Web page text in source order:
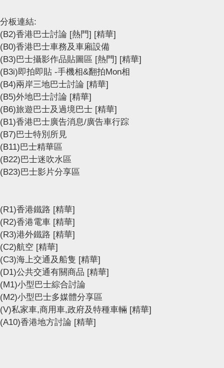
分板連結:
(B2)香港巴士討論 [熱門] [精華]
(B0)香港巴士車務及車廂設備
(B3)巴士攝影作品貼圖區 [熱門] [精華]
(B3i)即拍即貼 -手機相&翻拍Mon相
(B4)兩岸三地巴士討論 [精華]
(B5)外地巴士討論 [精華]
(B6)旅遊巴士及過境巴士 [精華]
(B1)香港巴士廣告消息/廣告車行踪
(B7)巴士特別所見
(B11)巴士精華區
(B22)巴士迷吹水區
(B23)巴士影片分享區
(R1)香港鐵路 [精華]
(R2)香港電車 [精華]
(R3)港外鐵路 [精華]
(C2)航空 [精華]
(C3)海上交通及船隻 [精華]
(D1)公共交通有關商品 [精華]
(M1)小型巴士綜合討論
(M2)小型巴士多媒體分享區
(V)私家車,商用車,政府及特種車輛 [精華]
(A10)香港地方討論 [精華]